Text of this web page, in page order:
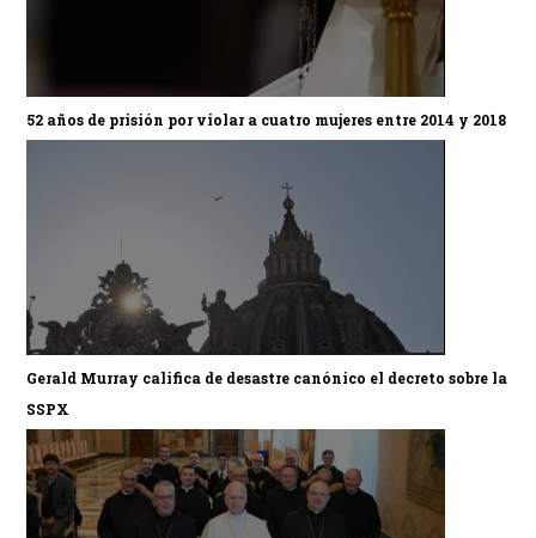
52 años de prisión por violar a cuatro mujeres entre 2014 y 2018
Gerald Murray califica de desastre canónico el decreto sobre la
SSPX